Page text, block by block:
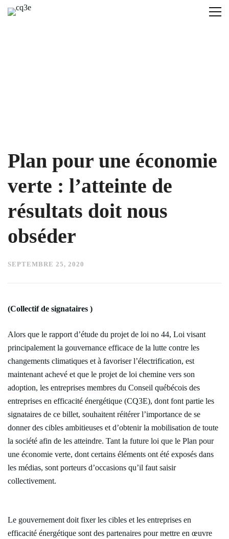
Plan pour une économie
verte : l’atteinte de
résultats doit nous
obséder
SEPTEMBRE 25, 2020
(Collectif de signataires )
Alors que le rapport d’étude du projet de loi no 44, Loi visant
principalement la gouvernance efficace de la lutte contre les
changements climatiques et à favoriser l’électrification, est
maintenant achevé et que le projet de loi chemine vers son
adoption, les entreprises membres du Conseil québécois des
entreprises en efficacité énergétique (CQ3E), dont font partie les
signataires de ce billet, souhaitent réitérer l’importance de se
donner des cibles ambitieuses et d’obtenir la mobilisation de toute
la société afin de les atteindre. Tant la future loi que le Plan pour
une économie verte, dont certains éléments ont été exposés dans
les médias, sont porteurs d’occasions qu’il faut saisir
collectivement.
Le gouvernement doit fixer les cibles et les entreprises en
efficacité énergétique sont des partenaires pour mettre en œuvre